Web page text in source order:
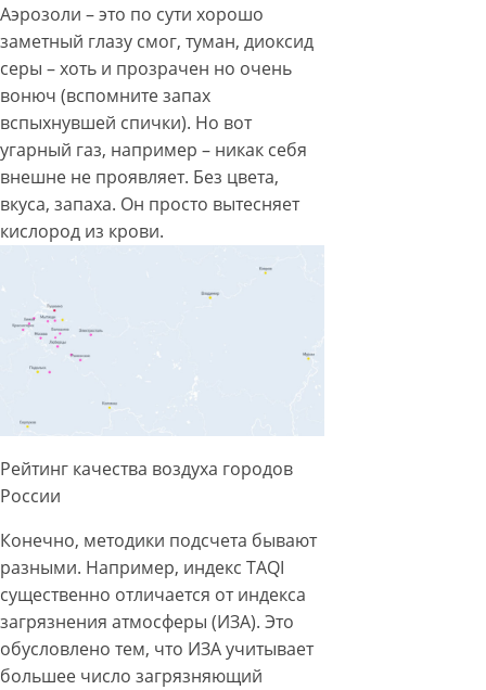
Аэрозоли – это по сути хорошо
заметный глазу смог, туман, диоксид
серы – хоть и прозрачен но очень
вонюч (вспомните запах
вспыхнувшей спички). Но вот
угарный газ, например – никак себя
внешне не проявляет. Без цвета,
вкуса, запаха. Он просто вытесняет
кислород из крови.
Рейтинг качества воздуха городов
России
Конечно, методики подсчета бывают
разными. Например, индекс TAQI
существенно отличается от индекса
загрязнения атмосферы (ИЗА). Это
обусловлено тем, что ИЗА учитывает
большее число загрязняющий